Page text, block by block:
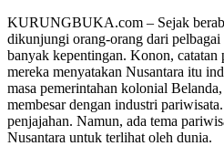
KURUNGBUKA.com – Sejak
dikunjungi orang-orang dari pelbagai
banyak kepentingan. Konon, catatan
mereka menyatakan Nusantara itu
masa pemerintahan kolonial
membesar dengan industri
penjajahan. Namun, ada tema
Nusantara untuk terlihat oleh dunia.